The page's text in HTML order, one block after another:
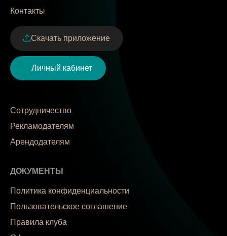
Скачать приложение
Сотрудничество
Контакты
ДОКУМЕНТЫ
Политика конфиденциальности
Пользовательское соглашение
Правила клуба
Рекламодателям
Арендодателям
Личный кабинет